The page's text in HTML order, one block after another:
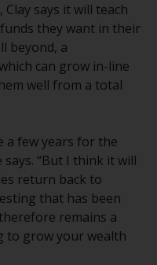
den
sich
für
die von
LLP oder
werden
Redwheel
die auf
wird,
says it will teach
they want in their
beyond, a
can grow in-line
well from a total
a few years for the
“But I think it will
return back to
that has been
remains a
to grow your wealth